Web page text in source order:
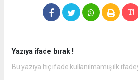
Yazıya ifade bırak !
Bu yazıya hiç ifade kullanılmamış ilk